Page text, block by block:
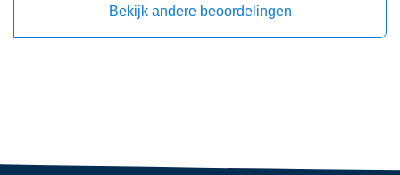
Bekijk andere beoordelingen
Accountant
accountant